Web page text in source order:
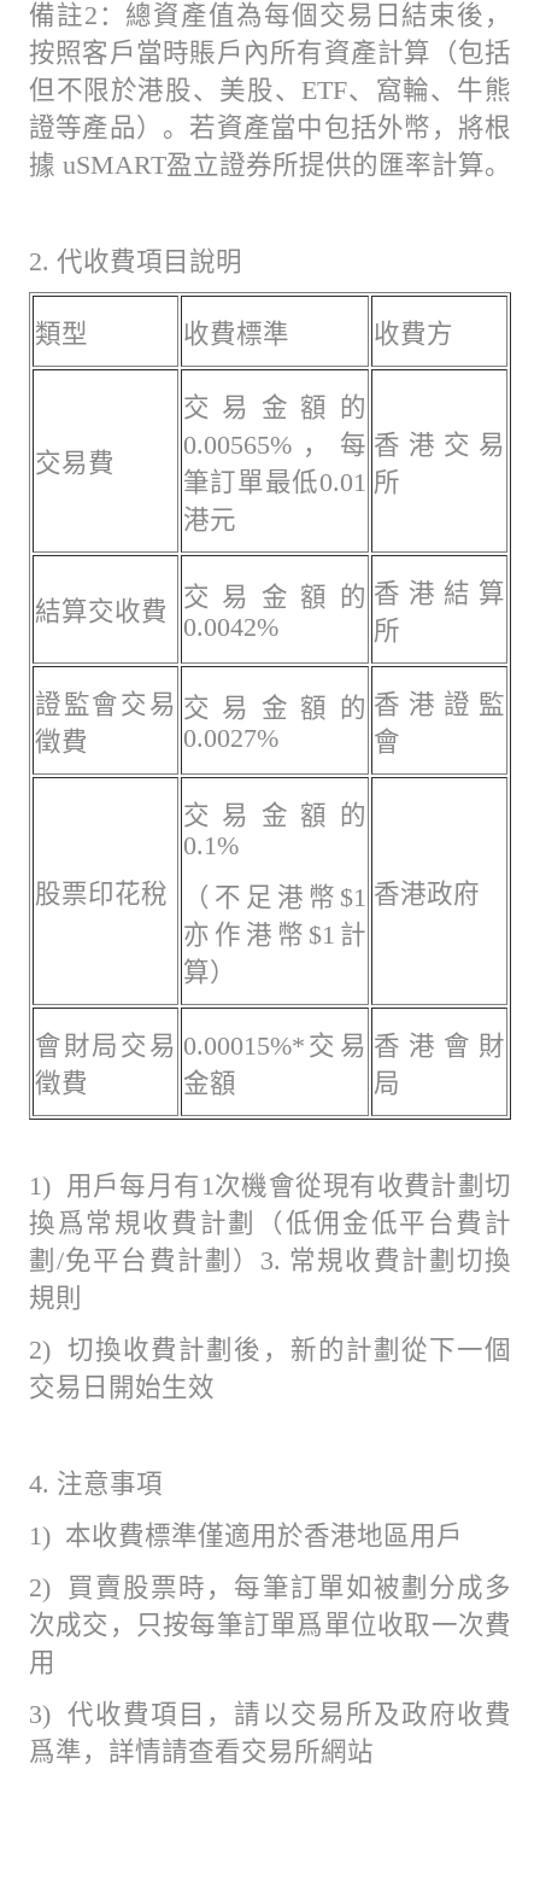
備註2：總資產值為每個交易日結束後，
按照客戶當時賬戶內所有資產計算（包括
但不限於港股、美股、ETF、窩輪、牛熊
證等產品）。若資產當中包括外幣，將根
據 uSMART盈立證券所提供的匯率計算。
2. 代收費項目說明
類型 收費標準 收費方
交易費
交易金額的
0.00565%，每
筆訂單最低0.01
港元
香港交易
所
結算交收費
交易金額的
0.0042%
香港結算
所
證監會交易
徵費
交易金額的
0.0027%
香港證監
會
股票印花稅
交易金額的
0.1%
（不足港幣$1
亦作港幣$1計
算）
香港政府
會財局交易
徵費
0.00015%*交易
金額
香港會財
局
1) 用戶每月有1次機會從現有收費計劃切
換爲常規收費計劃（低佣金低平台費計
劃/免平台費計劃）3. 常規收費計劃切換
規則
2) 切換收費計劃後，新的計劃從下一個
交易日開始生效
4. 注意事項
1) 本收費標準僅適用於香港地區用戶
2) 買賣股票時，每筆訂單如被劃分成多
次成交，只按每筆訂單爲單位收取一次費
用
3) 代收費項目，請以交易所及政府收費
爲準，詳情請查看交易所網站